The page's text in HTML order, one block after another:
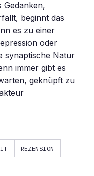
Gedanken,
beginnt das
es zu einer
oder
synaptische Natur
immer gibt es
geknüpft zu
REZENSION